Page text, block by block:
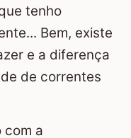
tenho
Bem, existe
e a diferença
de correntes
com a